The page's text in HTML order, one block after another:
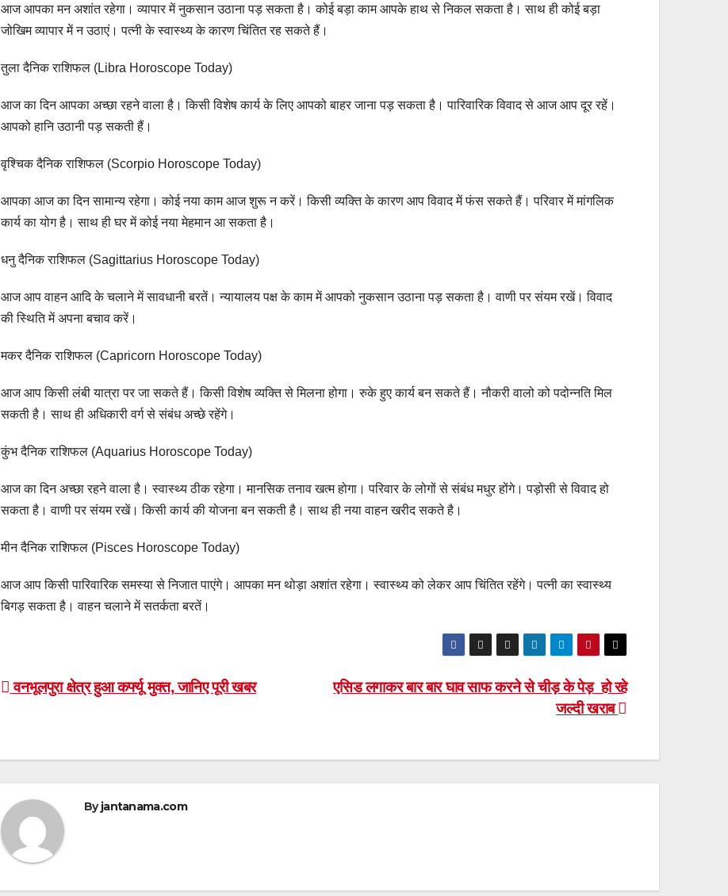
आज आपका मन अशांत रहेगा। व्यापार में नुकसान उठाना पड़ सकता है। कोई बड़ा काम आपके हाथ से निकल सकता है। साथ ही कोई बड़ा
जोखिम व्यापार में न उठाएं। पत्नी के स्वास्थ्य के कारण चिंतित रह सकते हैं।
तुला दैनिक राशिफल (Libra Horoscope Today)
आज का दिन आपका अच्छा रहने वाला है। किसी विशेष कार्य के लिए आपको बाहर जाना पड़ सकता है। पारिवारिक विवाद से आज आप दूर रहें।
आपको हानि उठानी पड़ सकती हैं।
वृश्चिक दैनिक राशिफल (Scorpio Horoscope Today)
आपका आज का दिन सामान्य रहेगा। कोई नया काम आज शुरू न करें। किसी व्यक्ति के कारण आप विवाद में फंस सकते हैं। परिवार में मांगलिक
कार्य का योग है। साथ ही घर में कोई नया मेहमान आ सकता है।
धनु दैनिक राशिफल (Sagittarius Horoscope Today)
आज आप वाहन आदि के चलाने में सावधानी बरतें। न्यायालय पक्ष के काम में आपको नुकसान उठाना पड़ सकता है। वाणी पर संयम रखें। विवाद
की स्थिति में अपना बचाव करें।
मकर दैनिक राशिफल (Capricorn Horoscope Today)
आज आप किसी लंबी यात्रा पर जा सकते हैं। किसी विशेष व्यक्ति से मिलना होगा। रुके हुए कार्य बन सकते हैं। नौकरी वालो को पदोन्नति मिल
सकती है। साथ ही अधिकारी वर्ग से संबंध अच्छे रहेंगे।
कुंभ दैनिक राशिफल (Aquarius Horoscope Today)
आज का दिन अच्छा रहने वाला है। स्वास्थ्य ठीक रहेगा। मानसिक तनाव खत्म होगा। परिवार के लोगों से संबंध मधुर होंगे। पड़ोसी से विवाद हो
सकता है। वाणी पर संयम रखें। किसी कार्य की योजना बन सकती है। साथ ही नया वाहन खरीद सकते है।
मीन दैनिक राशिफल (Pisces Horoscope Today)
आज आप किसी पारिवारिक समस्या से निजात पाएंगे। आपका मन थोड़ा अशांत रहेगा। स्वास्थ्य को लेकर आप चिंतित रहेंगे। पत्नी का स्वास्थ्य
बिगड़ सकता है। वाहन चलाने में सतर्कता बरतें।
Post
एसिड लगाकर बार बार घाव साफ करने से चीड़ के पेड़ हो रहे
जल्दी खराब
वनभूलपुरा क्षेत्र हुआ कर्फ्यू मुक्त, जानिए पूरी खबर
Byjantanama.com